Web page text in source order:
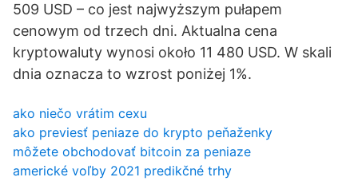
509 USD – co jest najwyższym pułapem
cenowym od trzech dni. Aktualna cena
kryptowaluty wynosi około 11 480 USD. W skali
dnia oznacza to wzrost poniżej 1%.
ako niečo vrátim cexu
ako previesť peniaze do krypto peňaženky
môžete obchodovať bitcoin za peniaze
americké voľby 2021 predikčné trhy